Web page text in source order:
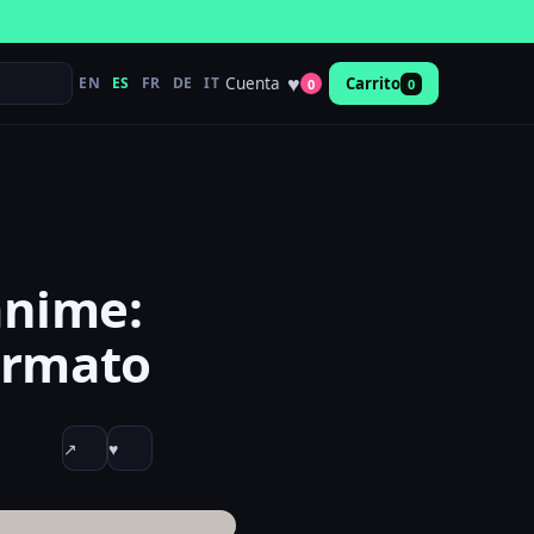
EN ES FR DE IT Cuenta ♥ 0 Carrito 0
↗ ♥